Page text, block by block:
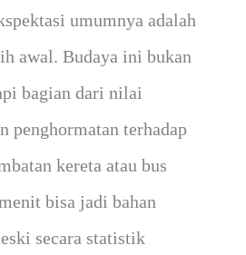
umumnya adalah
awal. Budaya ini bukan
bagian dari nilai
penghormatan terhadap
kereta atau bus
bisa jadi bahan
secara statistik